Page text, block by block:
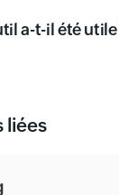
a-t-il été utile
liées